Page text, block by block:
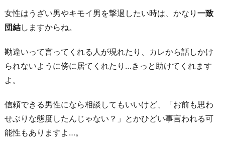
女性はうざい男やキモイ男を撃退したい時は、かなり 一致
団結しますからね。
勘違いって言ってくれる人が現れたり、カレから話しかけ
られないように傍に居てくれたり…きっと助けてくれます
よ。
信頼できる男性になら相談してもいいけど、「お前も思わ
せぶりな態度したんじゃない？」とかひどい事言われる可
能性もありますよ…。